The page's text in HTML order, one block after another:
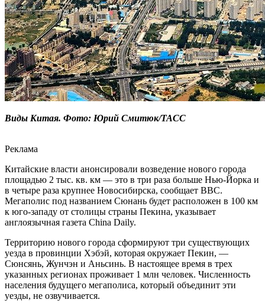
Виды Китая. Фото: Юрий Смитюк/ТАСС
Реклама
Китайские власти анонсировали возведение нового города
площадью 2 тыс. кв. км — это в три раза больше Нью-Йорка и
в четыре раза крупнее Новосибирска, сообщает BBC.
Мегаполис под названием Сюнань будет расположен в 100 км
к юго-западу от столицы страны Пекина, указывает
англоязычная газета China Daily.
Территорию нового города сформируют три существующих
уезда в провинции Хэбэй, которая окружает Пекин, —
Сюнсянь, Жунчэн и Аньсинь. В настоящее время в трех
указанных регионах проживает 1 млн человек. Численность
населения будущего мегаполиса, который объединит эти
уезды, не озвучивается.